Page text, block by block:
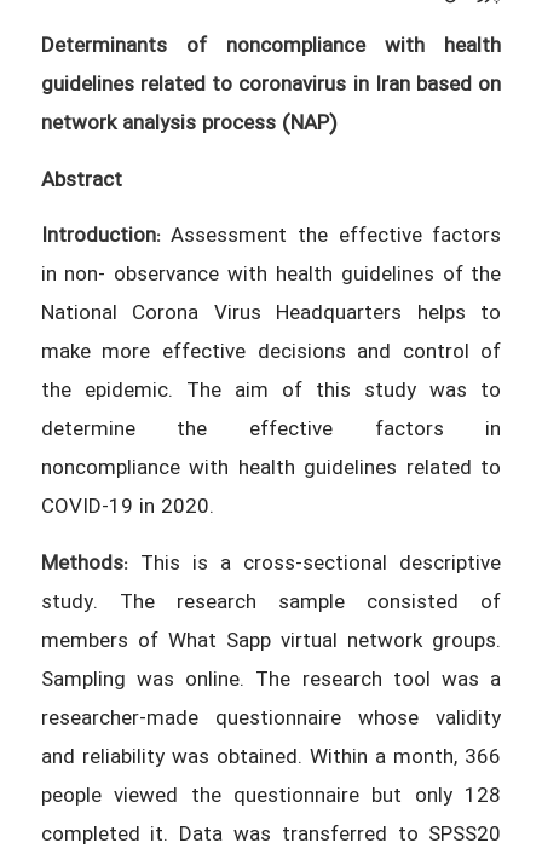
Determinants of noncompliance with health
guidelines related to coronavirus in Iran based on
network analysis process (NAP)
Abstract
Introduction:Assessment the effective factors
in non- observance with health guidelines of the
National Corona Virus Headquarters helps to
make more effective decisions and control of
the epidemic. The aim of this study was to
determine the effective factors in
noncompliance with health guidelines related to
COVID-19 in 2020.
Methods:This is a cross-sectional descriptive
study. The research sample consisted of
members of What Sapp virtual network groups.
Sampling was online. The research tool was a
researcher-made questionnaire whose validity
and reliability was obtained. Within a month, 366
people viewed the questionnaire but only 128
completed it. Data was transferred to SPSS20